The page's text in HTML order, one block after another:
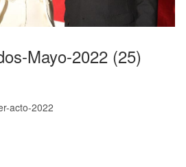
Mayo-2022 (25)
acto-2022